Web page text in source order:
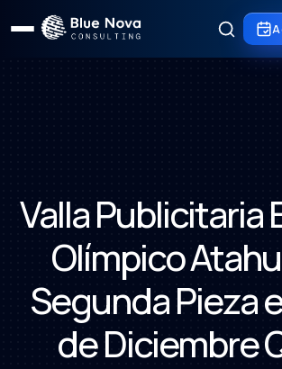
Valla Publicitaria
Olímpico
Segunda Pieza
de Diciembre